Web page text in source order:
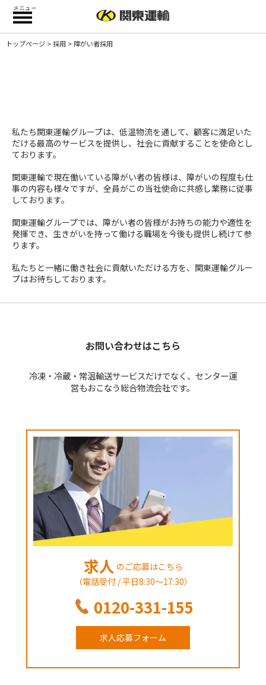
メニュー
トップページ >採用 > 障がい者採用
私たち関東運輸グループは、低温物流を通して、顧客に満足いた
だける最高のサービスを提供し、社会に貢献することを使命とし
ております。
関東運輸で現在働いている障がい者の皆様は、障がいの程度も仕
事の内容も様々ですが、全員がこの当社使命に共感し業務に従事
しております。
関東運輸グループでは、障がい者の皆様がお持ちの能力や適性を
発揮でき、生きがいを持って働ける職場を今後も提供し続けて参
ります。
私たちと一緒に働き社会に貢献いただける方を、関東運輸グルー
プはお待ちしております。
お問い合わせはこちら
冷凍・冷蔵・常温輸送サービスだけでなく、センター運
営もおこなう総合物流会社です。
求人 のご応募はこちら
（電話受付 / 平日8:30～17:30）
0120-331-155
求人応募フォーム